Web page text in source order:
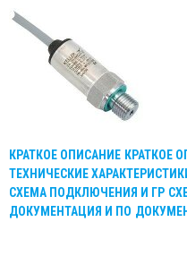
КРАТКОЕ ОПИСАНИЕ КРАТКОЕ
ТЕХНИЧЕСКИЕ
СХЕМА ПОДКЛЮЧЕНИЯ И ГР
ДОКУМЕНТАЦИЯ И ПО